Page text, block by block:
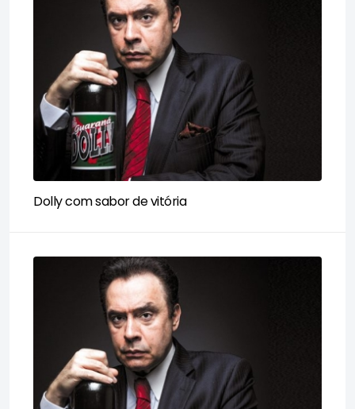
Dolly com sabor de vitória